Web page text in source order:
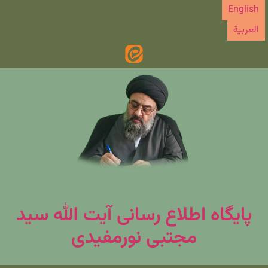
پرش
محتوا
English
العربیة
پایگاه اطلاع رسانی آیت الله سید
مجتبی نورمفیدی